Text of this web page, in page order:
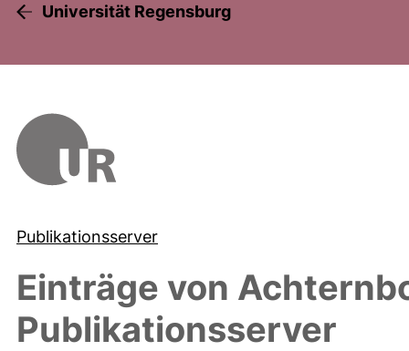
Universität Regensburg
Publikationsserver
Einträge von
Publikationsserver